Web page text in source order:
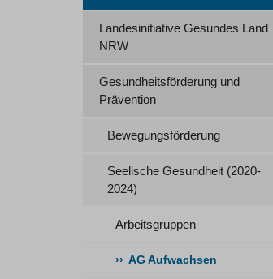
Landesinitiative Gesundes Land
NRW
Gesundheitsförderung und
Prävention
Bewegungsförderung
Seelische Gesundheit (2020-
2024)
Arbeitsgruppen
AG Aufwachsen